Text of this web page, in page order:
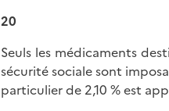
20
Seuls les médicaments
sécurité sociale sont
particulier de 2,10 % est